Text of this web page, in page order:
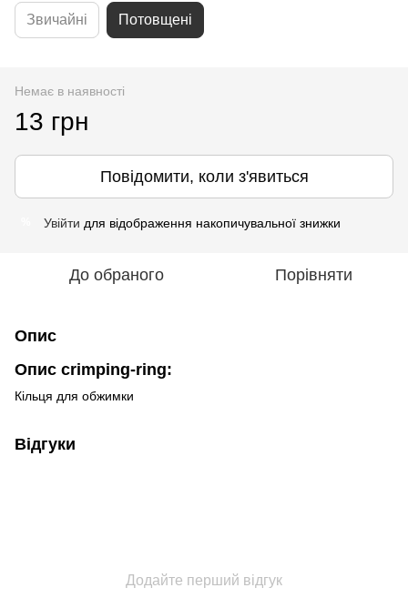
Звичайні Потовщені
Немає в наявності
13 грн
Повідомити, коли з'явиться
Увійти для відображення накопичувальної знижки
До обраного Порівняти
Опис
Опис crimping-ring:
Кільця для обжимки
Відгуки
Додайте перший відгук